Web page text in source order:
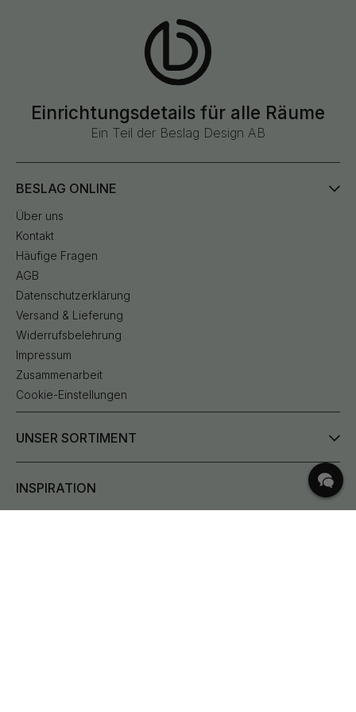
Einrichtungsdetails für alle Räume
Ein Teil der Beslag Design AB
BESLAG ONLINE
Über uns
Kontakt
Häufige Fragen
AGB
Datenschutzerklärung
Versand & Lieferung
Widerrufsbelehrung
Impressum
Zusammenarbeit
Cookie-Einstellungen
UNSER SORTIMENT
INSPIRATION